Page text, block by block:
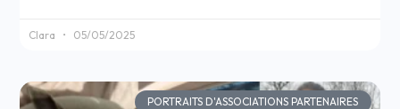
Clara 05/05/2025
PORTRAITS D'ASSOCIATIONS PARTENAIRES